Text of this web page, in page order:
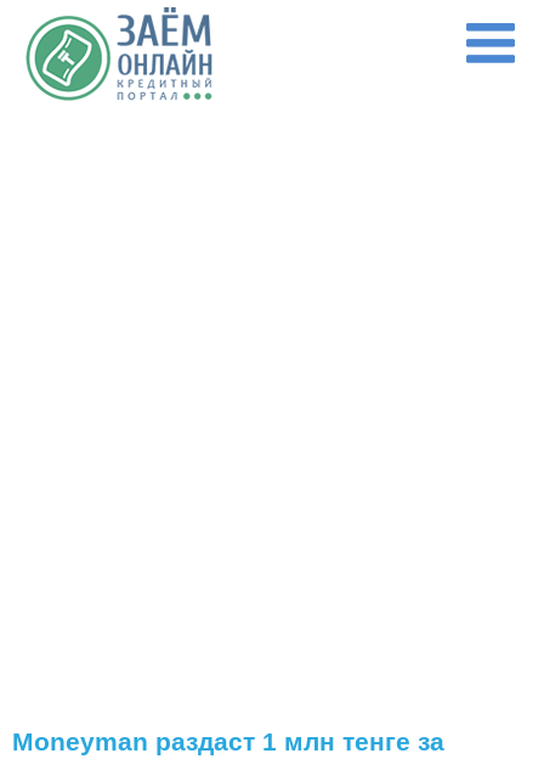
Перейти к основному содержанию
Moneyman раздаст 1 млн тенге за